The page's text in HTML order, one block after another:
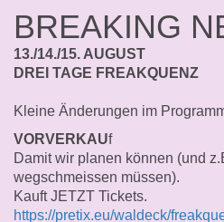
BREAKING
13./14./15. AUGUST
DREI TAGE FREAKQUENZ
Kleine Änderungen im
VORVERKAUf
Damit wir planen können (und
wegschmeissen müssen).
Kauft JETZT Tickets.
https://pretix.eu/waldeck/